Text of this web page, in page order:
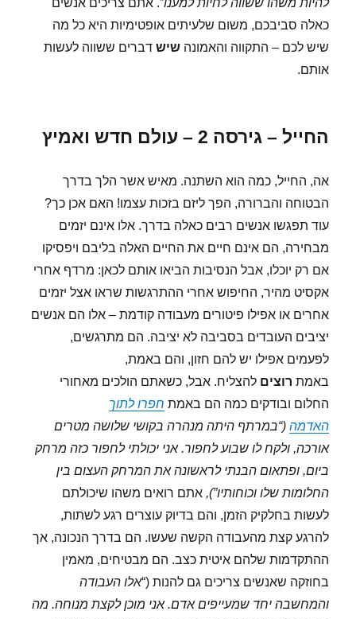
להיות משהו ששווה לחיות למענו”. אתם צריכים אנשים
כאלה סביבכם, משום שלעיתים אופטימיות היא כל מה
שיש לכם – התקווה והאמונהשיש דברים ששווה לעשות
אותם.
החייל – גירסה 2 – עולם חדש ואמיץ
אה, החייל, כמה הוא השתנה. מאיש אשר הלך בדרך
הבטוחה והברורה, הפך ליזם בזכות עצמו! האם אכן כך?
עוד תפגשו אנשים רבים כאלה בדרך. אלו אינם יזמים
מבחירה, הם אינם חיים את החיים האלה בליבם ויפסיקו
אם רק יוכלו, אבל הנסיבות הביאו אותם לכאן: מרדף אחרי
אקסיט מהיר, החיפוש אחרי ההתרגשות שראו אצל יזמים
אחרים או אפילו פיטורים מעבודה קודמת – אלו הם אנשים
יציבים העובדים בסביבה לא יציבה. הם מתרגשים,
לפעמים אפילו יש להם חזון, והם באמת,
באמת רוצים להצליח. אבל, כשאתם הולכים מאחורי
החלום ובודקים כמה הם באמת חפרו לתוך
האדמה (“במרתף היתה מנהרה בקושי שלושה מטרים
אורכה, ולקח לו שבוע לחפור. אני יכולתי לחפור כזה מרחק
ביום, ופתאום הבנתי לראשונה את המרחק העצום בין
החלומות שלו וכוחותיו”), אתם רואים משהו שיכולתם
לעשות בחלקיק הזמן, והם בדיוק עוצרים רגע לשתות,
להרגע קצת מהעבודה הקשה שעשו. הם בדרך הנכונה, אך
ההתקדמות שלהם איטית כצב. הם מבטיחים, מאמין
בחוזקה שאנשים צריכים גם להנות (“אלו העבודה
והמחשבה יחד שמעייפים אדם. אני מוכן לקצת מנוחה. מה